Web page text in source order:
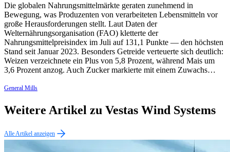
Die globalen Nahrungsmittelmärkte geraten zunehmend in
Bewegung, was Produzenten von verarbeiteten Lebensmitteln vor
große Herausforderungen stellt. Laut Daten der
Welternährungsorganisation (FAO) kletterte der
Nahrungsmittelpreisindex im Juli auf 131,1 Punkte — den höchsten
Stand seit Januar 2023. Besonders Getreide verteuerte sich deutlich:
Weizen verzeichnete ein Plus von 5,8 Prozent, während Mais um
3,6 Prozent anzog. Auch Zucker markierte mit einem Zuwachs…
General Mills
Weitere Artikel zu Vestas Wind Systems
Alle Artikel anzeigen